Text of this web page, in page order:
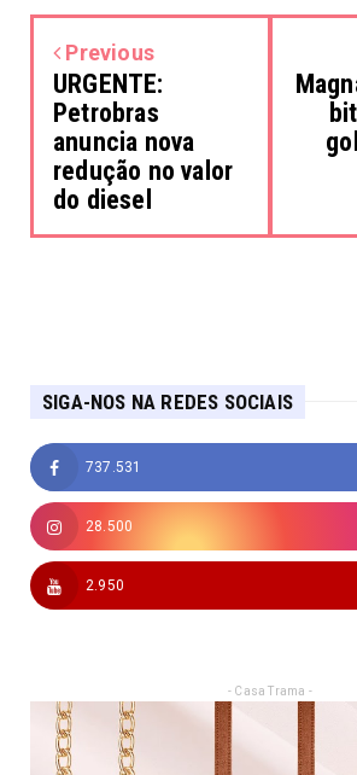
Previous
URGENTE:
Petrobras
anuncia nova
redução no valor
do diesel
SIGA-NOS NA REDES SOCIAIS
737.531
28.500
2.950
- Casa Trama -